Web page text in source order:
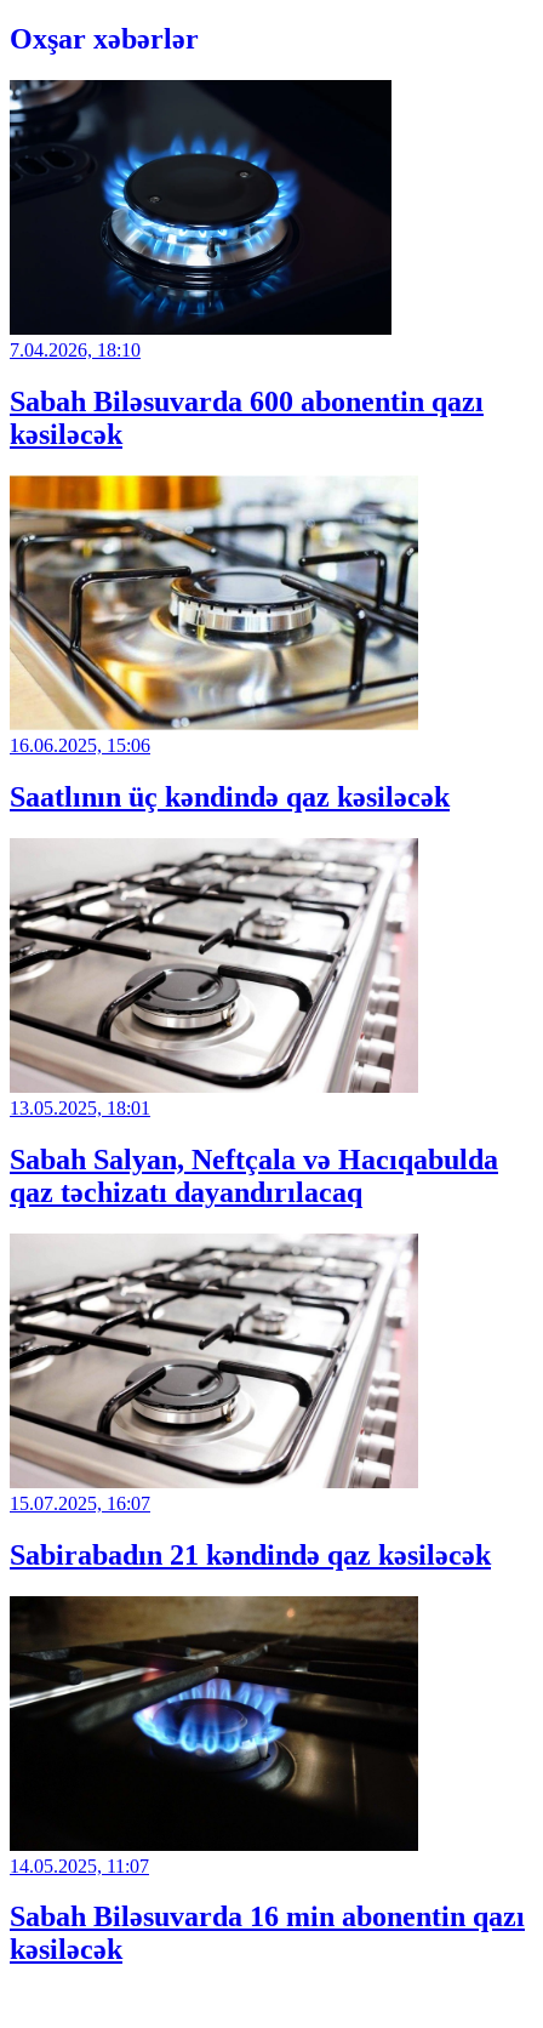
Oxşar xəbərlər
7.04.2026, 18:10
Sabah Biləsuvarda 600 abonentin qazı
kəsiləcək
16.06.2025, 15:06
Saatlının üç kəndində qaz kəsiləcək
13.05.2025, 18:01
Sabah Salyan, Neftçala və Hacıqabulda
qaz təchizatı dayandırılacaq
15.07.2025, 16:07
Sabirabadın 21 kəndində qaz kəsiləcək
14.05.2025, 11:07
Sabah Biləsuvarda 16 min abonentin qazı
kəsiləcək